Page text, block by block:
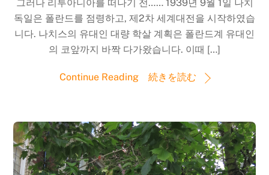
그러나 리투아니아를 떠나기 전…… 1939년 9월 1일 나치
독일은 폴란드를 점령하고, 제2차 세계대전을 시작하였습
니다. 나치스의 유대인 대량 학살 계획은 폴란드계 유대인
의 코앞까지 바짝 다가왔습니다. 이때 […]
Continue Reading 続きを読む